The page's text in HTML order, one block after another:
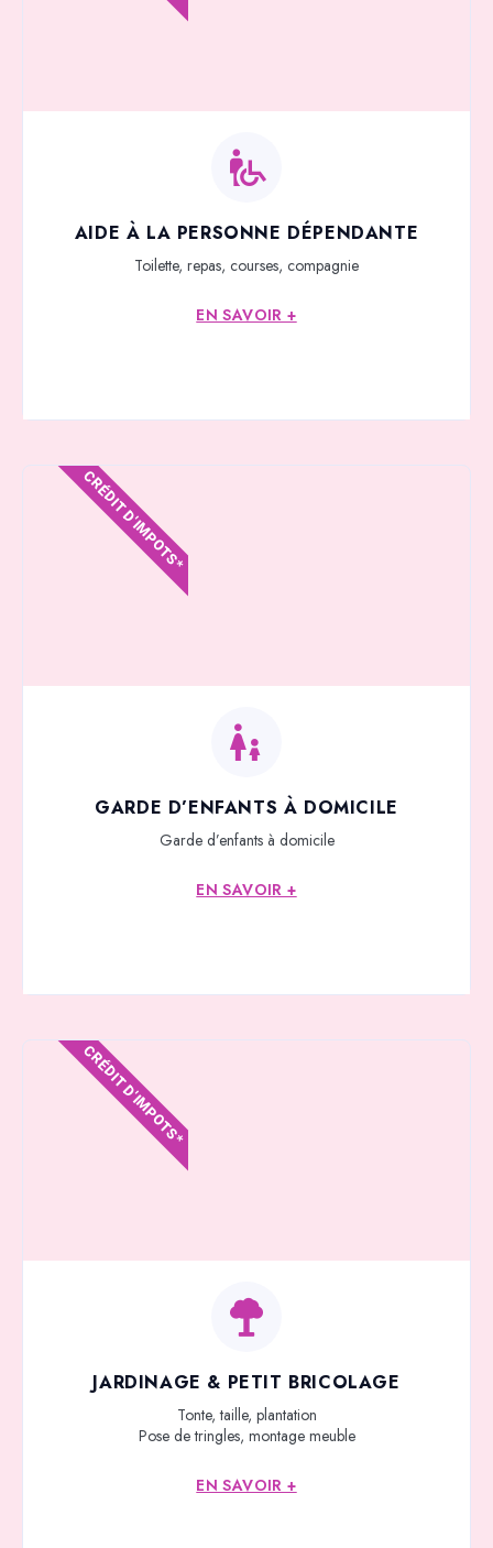
AIDE À LA PERSONNE DÉPENDANTE
Toilette, repas, courses, compagnie
EN SAVOIR +
GARDE D’ENFANTS À DOMICILE
Garde d’enfants à domicile
EN SAVOIR +
CRÉDIT D'IMPOTS*
JARDINAGE & PETIT BRICOLAGE
Tonte, taille, plantation
Pose de tringles, montage meuble
EN SAVOIR +
CRÉDIT D'IMPOTS*